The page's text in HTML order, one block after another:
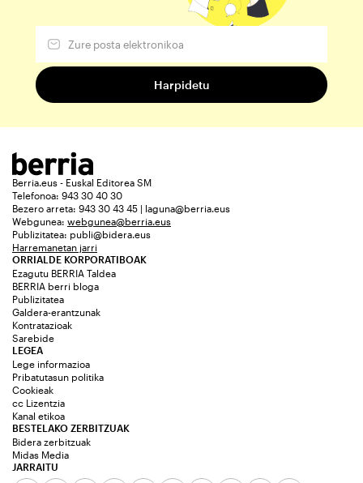
Berria.eus - Euskal Editorea SM
Telefonoa: 943 30 40 30
Bezero arreta: 943 30 43 45 | laguna@berria.eus
Webgunea: webgunea@berria.eus
Publizitatea: publi@bidera.eus
Harremanetan jarri
ORRIALDE KORPORATIBOAK
Ezagutu BERRIA Taldea
BERRIA berri bloga
Publizitatea
Galdera-erantzunak
Kontratazioak
Sarebide
JARRAITU
LEGEA
Lege informazioa
Pribatutasun politika
Cookieak
cc Lizentzia
Kanal etikoa
BESTELAKO ZERBITZUAK
Bidera zerbitzuak
Midas Media